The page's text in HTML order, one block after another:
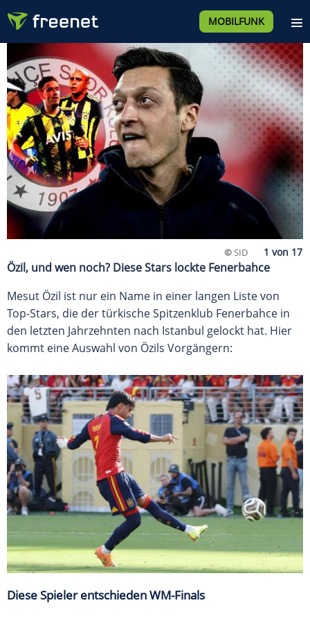
MOBILFUNK
©SID
Özil, und wen noch? Diese Stars lockte Fenerbahce
Mesut Özil ist nur ein Name in einer langen Liste von
Top-Stars, die der türkische Spitzenklub Fenerbahce in
den letzten Jahrzehnten nach Istanbul gelockt hat. Hier
kommt eine Auswahl von Özils Vorgängern:
Diese Spieler entschieden WM-Finals